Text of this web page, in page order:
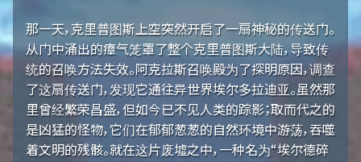
那一天，克里普图斯上空突然开启了一扇神秘的传送门。
从门中涌出的瘴气笼罩了整个克里普图斯大陆，导致传
统的召唤方法失效。阿克拉斯召唤殿为了探明原因，调查
了这扇传送门，发现它通往异世界埃尔多拉迪亚。虽然那
里曾经繁荣昌盛，但如今已不见人类的踪影；取而代之的
是凶猛的怪物，它们在郁郁葱葱的自然环境中游荡，吞噬
着文明的残骸。就在这片废墟之中，一种名为“埃尔德碎